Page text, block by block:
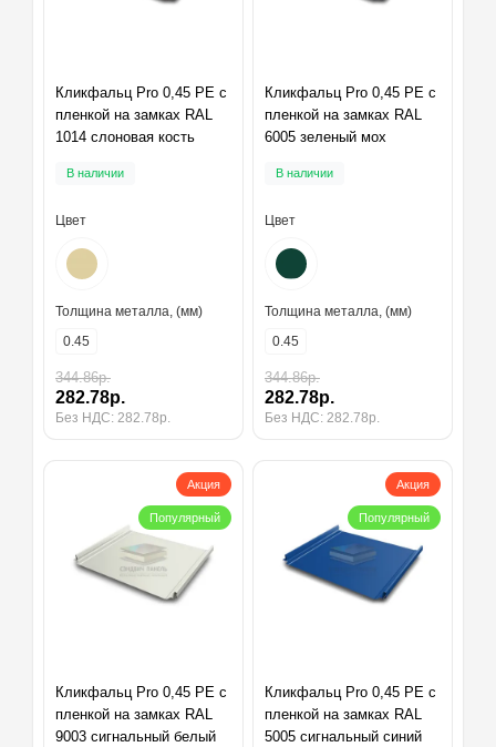
Кликфальц Pro 0,45 PE с
пленкой на замках RAL
1014 слоновая кость
В наличии
Цвет
Толщина металла, (мм)
0.45
344.86р.
282.78р.
Без НДС: 282.78р.
Кликфальц Pro 0,45 PE с
пленкой на замках RAL
6005 зеленый мох
В наличии
Цвет
Толщина металла, (мм)
0.45
344.86р.
282.78р.
Без НДС: 282.78р.
Акция
Популярный
Кликфальц Pro 0,45 PE с
пленкой на замках RAL
9003 сигнальный белый
Акция
Популярный
Кликфальц Pro 0,45 PE с
пленкой на замках RAL
5005 сигнальный синий